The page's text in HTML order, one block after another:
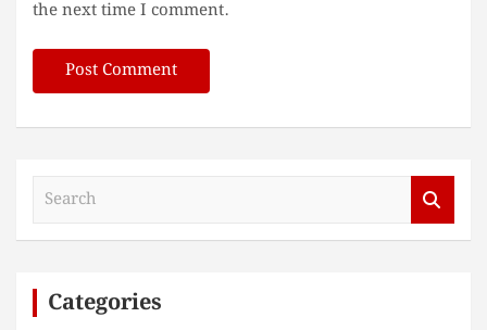
the next time I comment.
Categories